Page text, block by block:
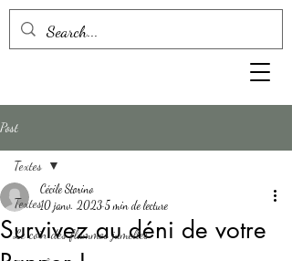
Post
Textes
Le coin des flammes jumelles
Textes
Survivez au déni de votre
Cécile Storino
10 janv. 2023 5 min de lecture